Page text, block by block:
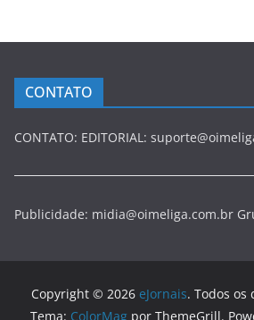
CONTATO
CONTATO: EDITORIAL:
Publicidade: midia@oimeliga.com.br
Copyright © 2026 eJornais. Todos os
Tema: ColorMag por ThemeGrill.